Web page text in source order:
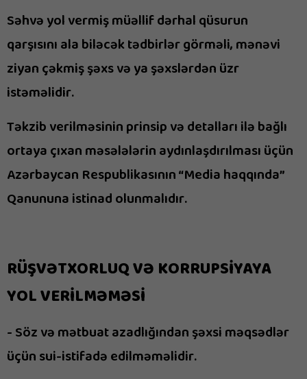
Səhvə yol vermiş müəllif dərhal qüsurun
qarşısını ala biləcək tədbirlər görməli, mənəvi
ziyan çəkmiş şəxs və ya şəxslərdən üzr
istəməlidir.
Təkzib verilməsinin prinsip və detalları ilə bağlı
ortaya çıxan məsələlərin aydınlaşdırılması üçün
Azərbaycan Respublikasının “Media haqqında”
Qanununa istinad olunmalıdır.
RÜŞVƏTXORLUQ VƏ KORRUPSİYAYA
YOL VERİLMƏMƏSİ
- Söz və mətbuat azadlığından şəxsi məqsədlər
üçün sui-istifadə edilməməlidir.